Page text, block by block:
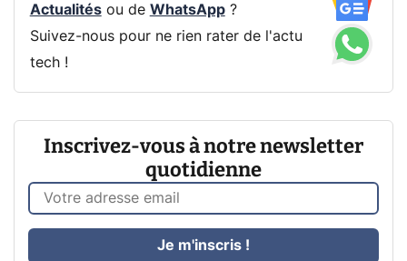
Actualitésou de WhatsApp?
Suivez-nous pour ne rien rater de l'actu
tech !
Inscrivez-vous à notre newsletter
quotidienne
Je m'inscris !